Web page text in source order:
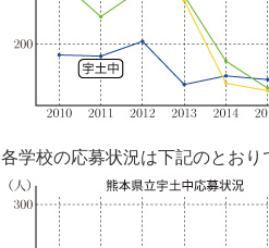
各学校の応募状況は下記のとおり